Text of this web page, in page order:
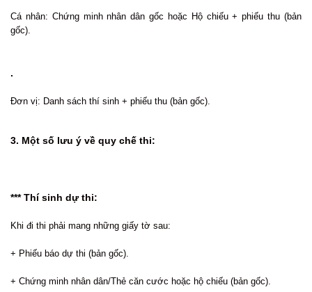
Cá nhân: Chứng minh nhân dân gốc hoặc Hộ chiếu + phiếu thu (bản
gốc).
.
Đơn vị: Danh sách thí sinh + phiếu thu (bản gốc).
3. Một số lưu ý về quy chế thi:
*** Thí sinh dự thi:
Khi đi thi phải mang những giấy tờ sau:
+ Phiếu báo dự thi (bản gốc).
+ Chứng minh nhân dân/Thẻ căn cước hoặc hộ chiếu (bản gốc).